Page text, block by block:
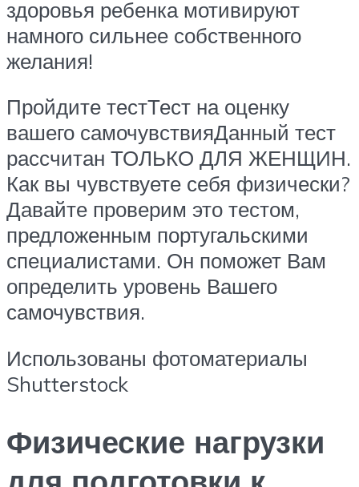
здоровья ребенка мотивируют
намного сильнее собственного
желания!
Пройдите тестТест на оценку
вашего самочувствияДанный тест
рассчитан ТОЛЬКО ДЛЯ ЖЕНЩИН.
Как вы чувствуете себя физически?
Давайте проверим это тестом,
предложенным португальскими
специалистами. Он поможет Вам
определить уровень Вашего
самочувствия.
Использованы фотоматериалы
Shutterstock
Физические нагрузки